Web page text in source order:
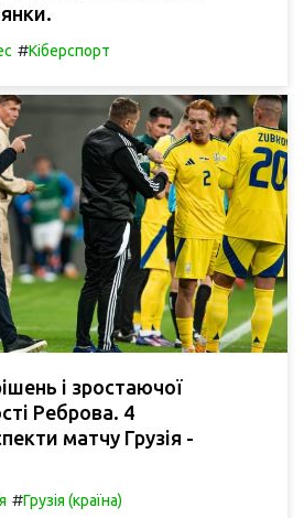
#Кіберспорт
і зростаючої
Реброва. 4
матчу Грузія -
#Грузія (країна)